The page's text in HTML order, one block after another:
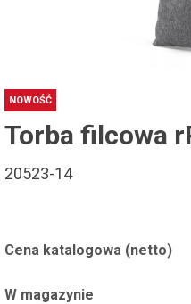
NOWOŚĆ
Torba filcowa
20523-14
Cena katalogowa (netto)
W magazynie